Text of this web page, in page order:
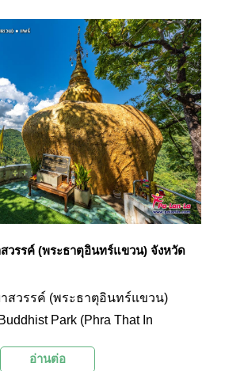
ที่แห่งนี้
วรรค์ (พระธาตุอินทร์แขวน) จังหวัด
สวรรค์ (พระธาตุอินทร์แขวน)
Park (Phra That In
ะผุดที่ใหญ่ที่สุดในประเทศไทย
อ่านต่อ